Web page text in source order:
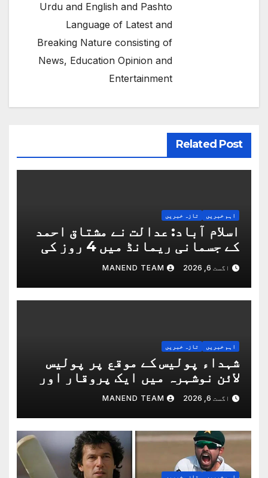
Urdu and English and Pashto
Language of Latest and
Breaking Nature consisting of
News, Education Opinion and
Entertainment
Related Post
اہم خبریں تازہ خبریں
اسلام آباد: عدالت نے مشتاق احمد
کے جسمانی ریمانڈ میں 4 روز کی
توسیع کردی
اگست 6, 2026 MANEND TEAM
اہم خبریں تازہ خبریں
شہداء پولیس کے موقع پر پولیس
لائن نوشہرہ میں ایک پروقار اور
باوقار مرکزی تقریب منعقد ہوا
اگست 6, 2026 MANEND TEAM